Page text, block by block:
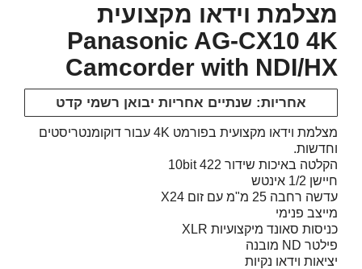
מצלמת וידאו מקצועית
Panasonic AG-CX10 4K
Camcorder with NDI/HX
אחריות: שנתיים אחריות יבואן רשמי קדט
מצלמת וידאו מקצועית בפורמט 4K עבור דוקומנטריסטים
וחדשות.
הקלטה באיכות שידור 422 10bit
חיישן 1/2 אינטש
עדשה רחבה 25 מ"מ עם זום X24
מייצב פנימי
כניסות סאונד מיקצועיות XLR
פילטר ND מובנה
יציאות וידאו נקיות